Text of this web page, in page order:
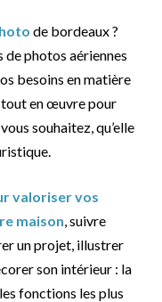
de bordeaux ?
photos aériennes
besoins en matière
tout en œuvre pour
souhaitez, qu’elle
valoriser vos
maison, suivre
un projet, illustrer
son intérieur : la
fonctions les plus